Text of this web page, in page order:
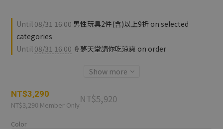
Until 08/31 16:00 男性玩具2件(含)以上9折 on selected
categories
Until 08/31 16:00 🍦夢天堂請你吃涼爽 on order
Show more
NT$5,920
NT$3,290
NT$3,290 Member Only
Color